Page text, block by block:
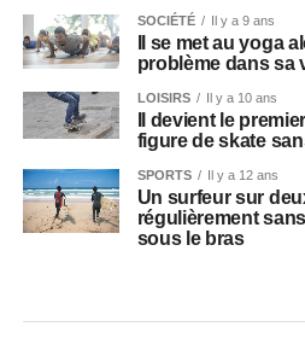
SOCIÉTÉ Il y a 9 ans
Il se met au yoga
problème dans sa
LOISIRS Il y a 10 ans
Il devient le
figure de skate
SPORTS Il y a 12 ans
Un surfeur sur
régulièrement
sous le bras